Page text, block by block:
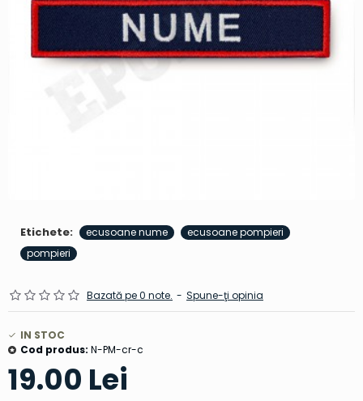
Etichete: ecusoane nume
ecusoane pompieri
pompieri
Bazată pe 0 note. - Spune-ţi opinia
19.00 Lei
IN STOC
Cod produs: N-PM-cr-c